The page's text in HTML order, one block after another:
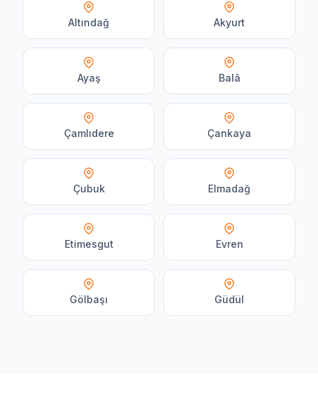
Altındağ Akyurt
Ayaş Balâ
Çamlıdere Çankaya
Çubuk Elmadağ
Etimesgut Evren
Gölbaşı Güdül